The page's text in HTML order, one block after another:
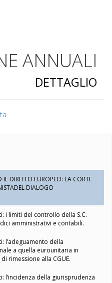
ANNUALI
DETTAGLIO
DIRITTO EUROPEO: LA CORTE
DIALOGO
i limiti del controllo della S.C.
amministrativi e contabili.
l’adeguamento della
a quella eurounitaria in
rimessione alla CGUE.
l’incidenza della giurisprudenza